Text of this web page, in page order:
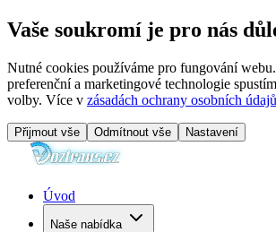
Vaše soukromí je pro nás
Nutné cookies používáme pro fungování
preferenční a marketingové technologie
volby. Více v zásadách ochrany osobních údajů
Přijmout vše Odmítnout vše Nastavení
Úvod
Naše nabídka